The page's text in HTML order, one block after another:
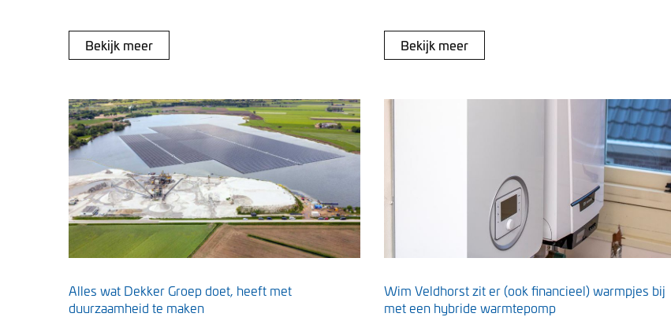
Bekijk meer Bekijk meer
Alles wat Dekker Groep doet, heeft met
duurzaamheid te maken
Wim Veldhorst zit er (ook financieel) warmpjes bij
met een hybride warmtepomp